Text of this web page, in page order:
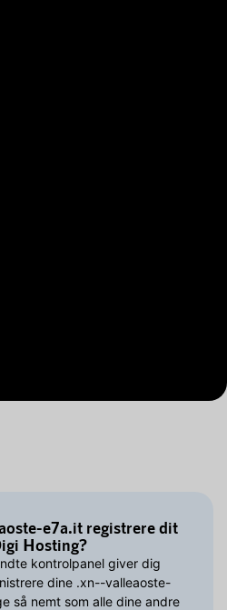
e7a.it registrere dit
Hosting?
kontrolpanel giver dig
dine .xn--valleaoste-
så nemt som alle dine andre